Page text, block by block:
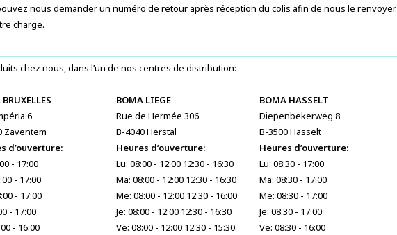
nous demander un numéro de retour après réception du colis afin de nous le renvoyer.
charge.
chez nous, dans l’un de nos centres de distribution:
6
Zaventem
d’ouverture:
- 17:00
- 17:00
- 17:00
- 17:00
- 16:00
BOMA LIEGE
Rue de Hermée 306
B-4040 Herstal
Heures d’ouverture:
Lu: 08:00 - 12:00 12:30 - 16:30
Ma: 08:00 - 12:00 12:30 - 16:30
Me: 08:00 - 12:00 12:30 - 16:00
Je: 08:00 - 12:00 12:30 - 16:30
Ve: 08:00 - 12:00 12:30 - 15:30
BOMA HASSELT
Diepenbekerweg 8
B-3500 Hasselt
Heures d’ouverture:
Lu: 08:30 - 17:00
Ma: 08:30 - 17:00
Me: 08:30 - 17:00
Je: 08:30 - 17:00
Ve: 08:30 - 16:00